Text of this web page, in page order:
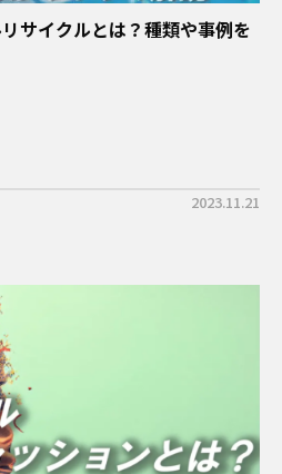
サイクルとは？種類や事例を
2023.11.21